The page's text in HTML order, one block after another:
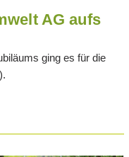
AG aufs
ging es für die